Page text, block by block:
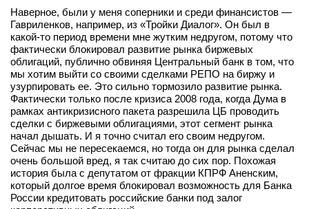
Наверное, были у меня соперники и среди финансистов —
Гавриленков, например, из «Тройки Диалог». Он был в
какой‑то период времени мне жутким недругом, потому что
фактически блокировал развитие рынка биржевых
облигаций, публично обвиняя Центральный банк в том, что
мы хотим выйти со своими сделками РЕПО на биржу и
узурпировать ее. Это сильно тормозило развитие рынка.
Фактически только после кризиса 2008 года, когда Дума в
рамках антикризисного пакета разрешила ЦБ проводить
сделки с биржевыми облигациями, этот сегмент рынка
начал дышать. И я точно считал его своим недругом.
Сейчас мы не пересекаемся, но тогда он для рынка сделал
очень большой вред, я так считаю до сих пор. Похожая
история была с депутатом от фракции КПРФ Аненским,
который долгое время блокировал возможность для Банка
России кредитовать российские банки под залог